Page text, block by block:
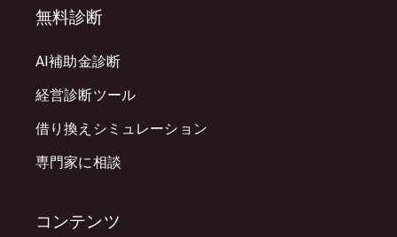
無料診断
AI補助金診断
経営診断ツール
借り換えシミュレーション
専門家に相談
コンテンツ